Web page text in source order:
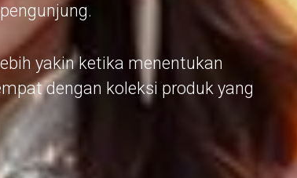
yakin ketika menentukan
dengan koleksi produk yang